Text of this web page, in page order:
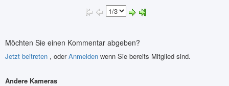
Möchten Sie einen Kommentar abgeben?
Jetzt beitreten , oderAnmelden wenn Sie bereits Mitglied sind.
Andere Kameras